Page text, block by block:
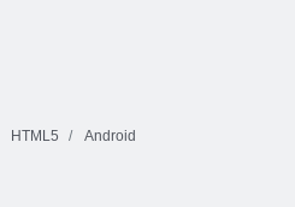
HTML5 Android